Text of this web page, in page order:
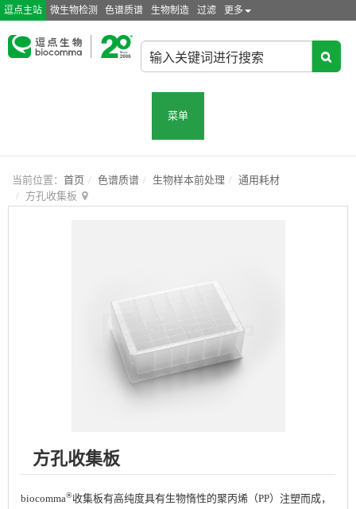
逗点主站 微生物检测 色谱质谱 生物制造 过滤 更多
菜单
当前位置： 首页 色谱质谱 生物样本前处理
通用耗材
方孔收集板
方孔收集板
biocomma®收集板有高纯度具有生物惰性的聚丙烯（PP）注塑而成，